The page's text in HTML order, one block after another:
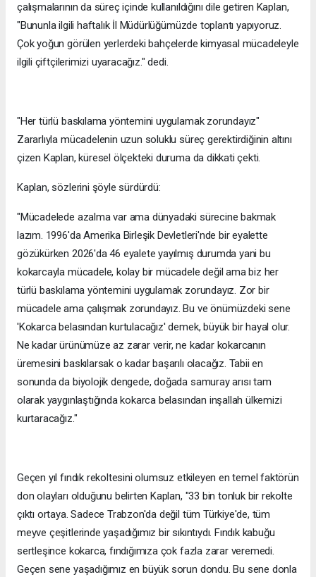
çalışmalarının da süreç içinde kullanıldığını dile getiren Kaplan,
"Bununla ilgili haftalık İl Müdürlüğümüzde toplantı yapıyoruz.
Çok yoğun görülen yerlerdeki bahçelerde kimyasal mücadeleyle
ilgili çiftçilerimizi uyaracağız." dedi.
"Her türlü baskılama yöntemini uygulamak zorundayız"
Zararlıyla mücadelenin uzun soluklu süreç gerektirdiğinin altını
çizen Kaplan, küresel ölçekteki duruma da dikkati çekti.
Kaplan, sözlerini şöyle sürdürdü:
"Mücadelede azalma var ama dünyadaki sürecine bakmak
lazım. 1996'da Amerika Birleşik Devletleri'nde bir eyalette
gözükürken 2026'da 46 eyalete yayılmış durumda yani bu
kokarcayla mücadele, kolay bir mücadele değil ama biz her
türlü baskılama yöntemini uygulamak zorundayız. Zor bir
mücadele ama çalışmak zorundayız. Bu ve önümüzdeki sene
'Kokarca belasından kurtulacağız' demek, büyük bir hayal olur.
Ne kadar ürünümüze az zarar verir, ne kadar kokarcanın
üremesini baskılarsak o kadar başarılı olacağız. Tabii en
sonunda da biyolojik dengede, doğada samuray arısı tam
olarak yaygınlaştığında kokarca belasından inşallah ülkemizi
kurtaracağız."
Geçen yıl fındık rekoltesini olumsuz etkileyen en temel faktörün
don olayları olduğunu belirten Kaplan, "33 bin tonluk bir rekolte
çıktı ortaya. Sadece Trabzon'da değil tüm Türkiye'de, tüm
meyve çeşitlerinde yaşadığımız bir sıkıntıydı. Fındık kabuğu
sertleşince kokarca, fındığımıza çok fazla zarar veremedi.
Geçen sene yaşadığımız en büyük sorun dondu. Bu sene donla